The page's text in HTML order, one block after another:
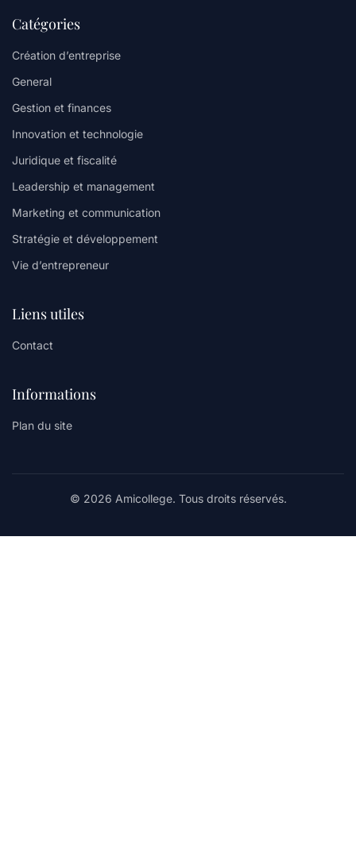
Catégories
Création d’entreprise
General
Gestion et finances
Innovation et technologie
Juridique et fiscalité
Leadership et management
Marketing et communication
Stratégie et développement
Vie d’entrepreneur
Liens utiles
Contact
Informations
Plan du site
© 2026 Amicollege. Tous droits réservés.